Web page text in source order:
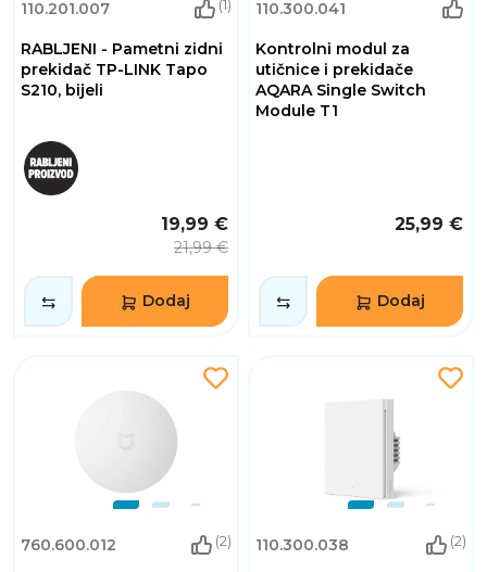
110.201.007 (1)
RABLJENI - Pametni zidni
prekidač TP-LINK Tapo
S210, bijeli
19,99 €
21,99 €
Dodaj
110.300.041
Kontrolni modul za
utičnice i prekidače
AQARA Single Switch
Module T1
25,99 €
Dodaj
760.600.012 (2) 110.300.038 (2)